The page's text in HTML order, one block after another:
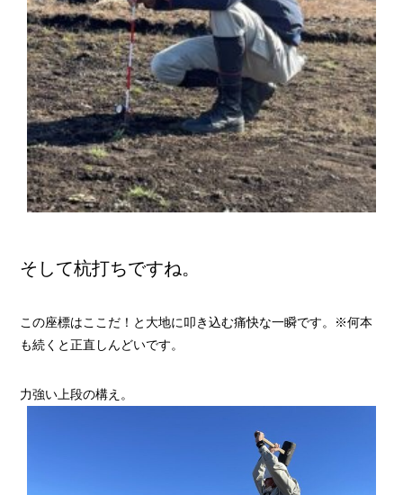
そして杭打ちですね。
この座標はここだ！と大地に叩き込む痛快な一瞬です。※何本
も続くと正直しんどいです。
力強い上段の構え。